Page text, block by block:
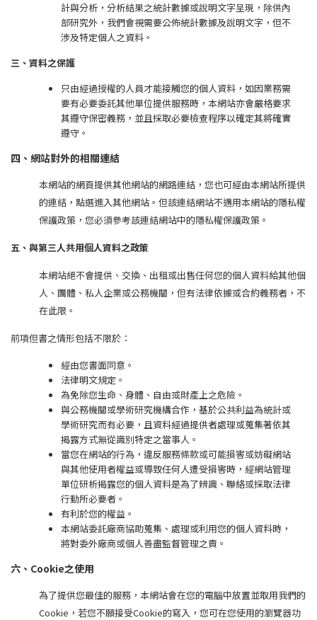
計與分析，分析結果之統計數據或說明文字呈現，除供內
部研究外，我們會視需要公佈統計數據及說明文字，但不
涉及特定個人之資料。
三、資料之保護
只由經過授權的人員才能接觸您的個人資料，如因業務需
要有必要委託其他單位提供服務時，本網站亦會嚴格要求
其遵守保密義務，並且採取必要檢查程序以確定其將確實
遵守。
四、網站對外的相關連結
本網站的網頁提供其他網站的網路連結，您也可經由本網站所提供
的連結，點選進入其他網站。但該連結網站不適用本網站的隱私權
保護政策，您必須參考該連結網站中的隱私權保護政策。
五、與第三人共用個人資料之政策
本網站絕不會提供、交換、出租或出售任何您的個人資料給其他個
人、團體、私人企業或公務機關，但有法律依據或合約義務者，不
在此限。
前項但書之情形包括不限於：
經由您書面同意。
法律明文規定。
為免除您生命、身體、自由或財產上之危險。
與公務機關或學術研究機構合作，基於公共利益為統計或
學術研究而有必要，且資料經過提供者處理或蒐集著依其
揭露方式無從識別特定之當事人。
當您在網站的行為，違反服務條款或可能損害或妨礙網站
與其他使用者權益或導致任何人遭受損害時，經網站管理
單位研析揭露您的個人資料是為了辨識、聯絡或採取法律
行動所必要者。
有利於您的權益。
本網站委託廠商協助蒐集、處理或利用您的個人資料時，
將對委外廠商或個人善盡監督管理之責。
六、Cookie之使用
為了提供您最佳的服務，本網站會在您的電腦中放置並取用我們的
Cookie，若您不願接受Cookie的寫入，您可在您使用的瀏覽器功